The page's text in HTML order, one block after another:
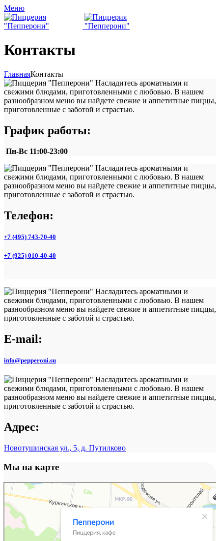
Меню
Контакты
ГлавнаяКонтакты
График работы:
Пн-Вс 11:00-23:00
Телефон:
+7 (495) 743-70-40
+7 (925) 010-40-40
E-mail:
info@pepperoni.su
Адрес:
Новотушинская ул., 5, д. Путилково
Мы на карте
Пепперони
Пиццерия в Москве и Московской области
Ресторан в Москве и Московской области